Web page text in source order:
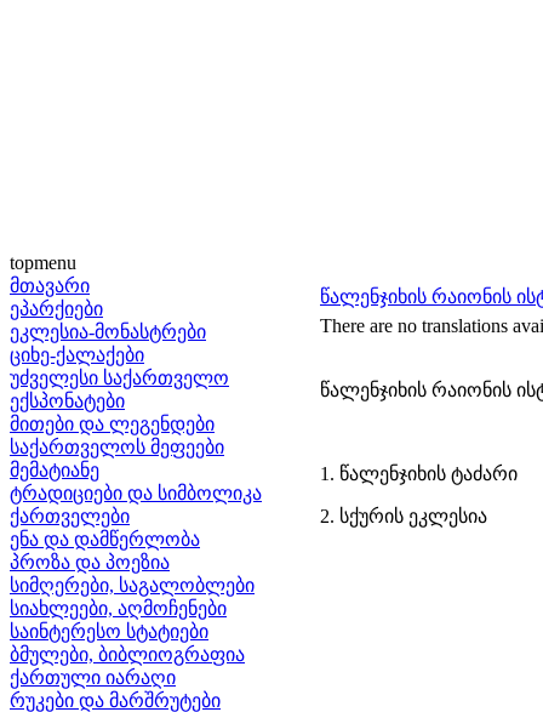
topmenu
მთავარი
ეპარქიები
ეკლესია-მონასტრები
ციხე-ქალაქები
უძველესი საქართველო
ექსპონატები
მითები და ლეგენდები
საქართველოს მეფეები
მემატიანე
ტრადიციები და სიმბოლიკა
ქართველები
ენა და დამწერლობა
პროზა და პოეზია
სიმღერები, საგალობლები
სიახლეები, აღმოჩენები
საინტერესო სტატიები
ბმულები, ბიბლიოგრაფია
ქართული იარაღი
რუკები და მარშრუტები
წალენჯიხის რაიონის
There are no translations
წალენჯიხის რაიონის
1. წალენჯიხის ტაძარი
2. სქურის ეკლესია